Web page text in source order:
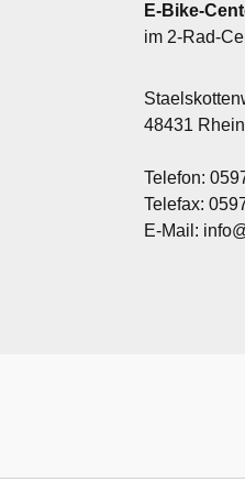
E-Bike-
im 2-Rad-
48431
Telefon:
Telefax:
E-Mail: